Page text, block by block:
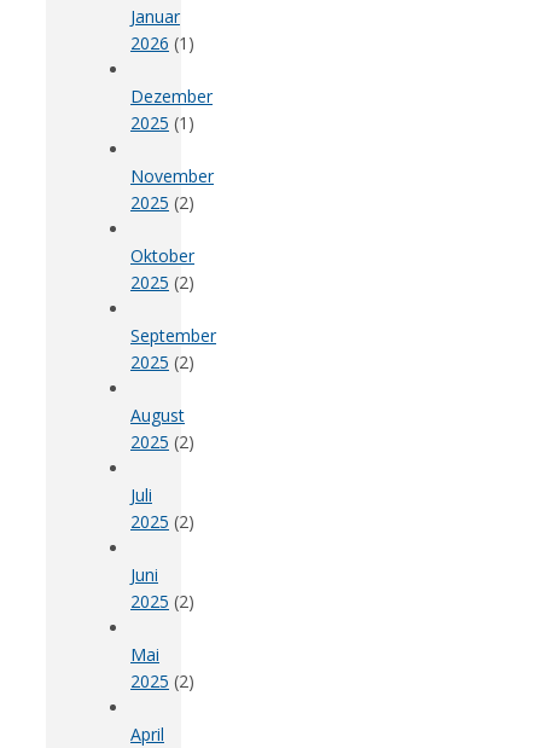
Januar
2026 (1)
Dezember
2025 (1)
November
2025 (2)
Oktober
2025 (2)
September
2025 (2)
August
2025 (2)
Juli
2025 (2)
Juni
2025 (2)
Mai
2025 (2)
April